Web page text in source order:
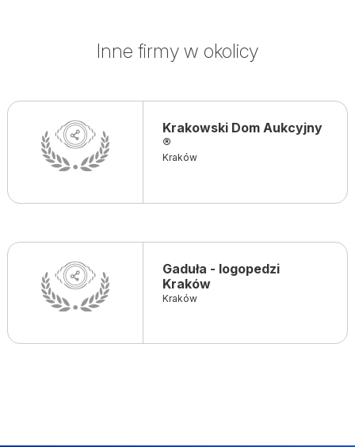
Inne firmy w okolicy
Krakowski Dom Aukcyjny
®
Kraków
Gaduła - logopedzi
Kraków
Kraków